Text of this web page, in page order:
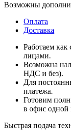
Возможны
Оплата
Доставка
Работаем
лицами.
Возможна
НДС и без).
Для
платежа.
Готовим
в офис одной
Быстрая подача